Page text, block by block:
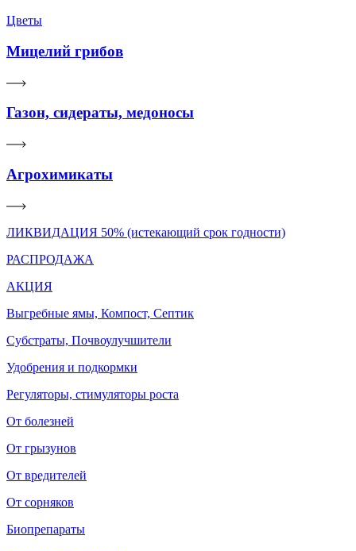
Цветы
Мицелий грибов
Газон, сидераты, медоносы
Агрохимикаты
ЛИКВИДАЦИЯ 50% (истекающий срок годности)
РАСПРОДАЖА
АКЦИЯ
Выгребные ямы, Компост, Септик
Субстраты, Почвоулучшители
Удобрения и подкормки
Регуляторы, стимуляторы роста
От болезней
От грызунов
От вредителей
От сорняков
Биопрепараты